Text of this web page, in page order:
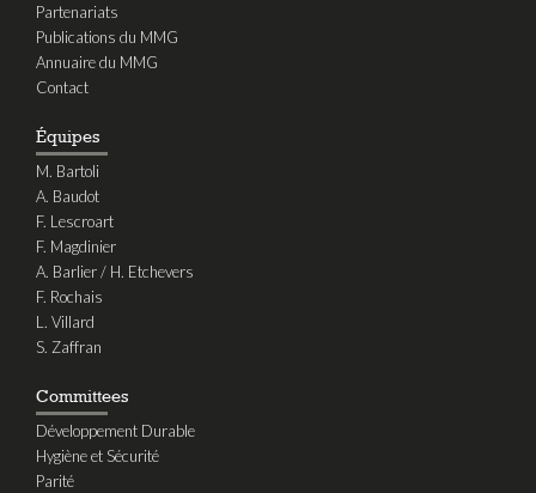
Partenariats
Publications du MMG
Annuaire du MMG
Contact
Équipes
M. Bartoli
A. Baudot
F. Lescroart
F. Magdinier
A. Barlier / H. Etchevers
F. Rochais
L. Villard
S. Zaffran
Committees
Développement Durable
Hygiène et Sécurité
Parité